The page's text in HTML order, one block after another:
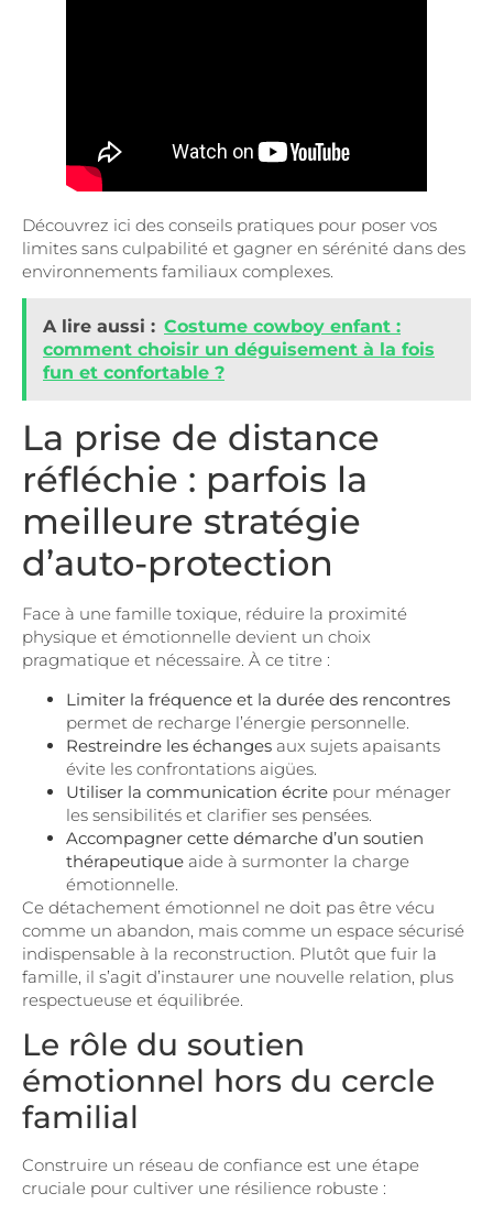
Découvrez ici des conseils pratiques pour poser vos
limites sans culpabilité et gagner en sérénité dans des
environnements familiaux complexes.
A lire aussi : Costume cowboy enfant :
comment choisir un déguisement à la fois
fun et confortable ?
La prise de distance
réfléchie : parfois la
meilleure stratégie
d’auto-protection
Face à une famille toxique, réduire la proximité
physique et émotionnelle devient un choix
pragmatique et nécessaire. À ce titre :
Limiter la fréquence et la durée des rencontres
permet de recharge l’énergie personnelle.
Restreindre les échanges aux sujets apaisants
évite les confrontations aigües.
Utiliser la communication écrite pour ménager
les sensibilités et clarifier ses pensées.
Accompagner cette démarche d’un soutien
thérapeutique aide à surmonter la charge
émotionnelle.
Ce détachement émotionnel ne doit pas être vécu
comme un abandon, mais comme un espace sécurisé
indispensable à la reconstruction. Plutôt que fuir la
famille, il s’agit d’instaurer une nouvelle relation, plus
respectueuse et équilibrée.
Le rôle du soutien
émotionnel hors du cercle
familial
Construire un réseau de confiance est une étape
cruciale pour cultiver une résilience robuste :